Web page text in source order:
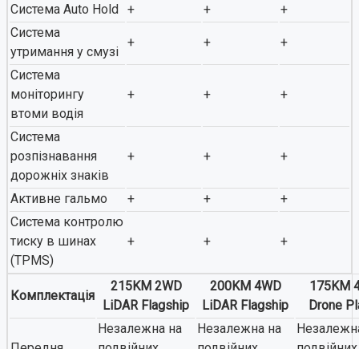
Система Auto Hold + +
+
Система
утримання у смузі
+ + +
Система
моніторингу
втоми водія
+ + +
Система
розпізнавання
дорожніх знаків
+ + +
Активне гальмо + +
+
Система контролю
тиску в шинах
(TPMS)
+ + +
Комплектація
215KM 2WD
LiDAR Flagship
200KM 4WD
LiDAR Flagship
175KM
Drone
Незалежна на
Незалежна на